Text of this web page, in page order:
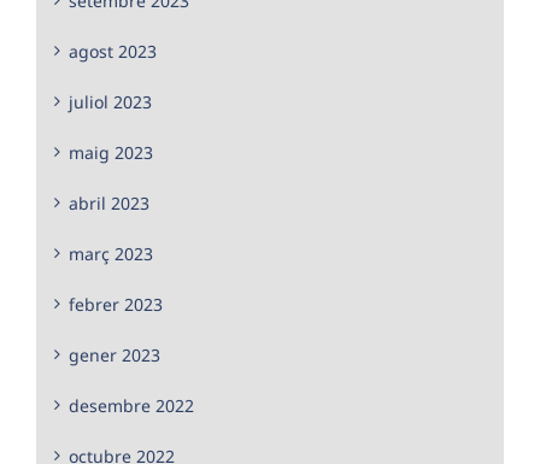
agost 2023
juliol 2023
maig 2023
abril 2023
març 2023
febrer 2023
gener 2023
desembre 2022
octubre 2022